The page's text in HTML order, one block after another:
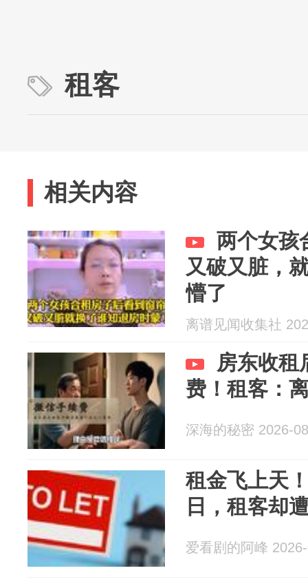
租客
相关内容
两个女孩
又破又脏，
懵了
离谱见闻收集社
房东收租
费！租客：
深海的秘密 2026-
租金飞上天
日，租客却
爱看剧的阿峰